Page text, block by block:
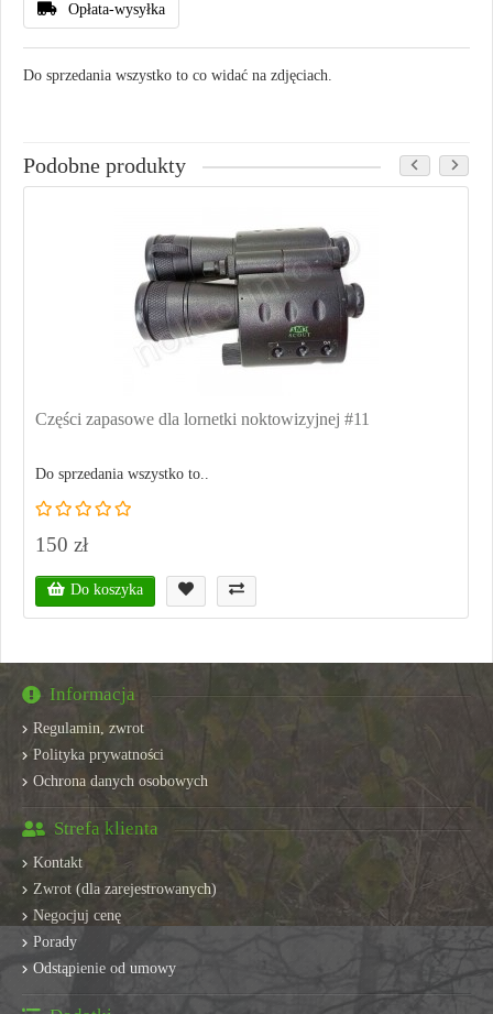
Opłata-wysyłka
Do sprzedania wszystko to co widać na zdjęciach.
Podobne produkty
Części zapasowe dla lornetki noktowizyjnej #11
Do sprzedania wszystko to..
150 zł
Do koszyka
Informacja
Regulamin, zwrot
Polityka prywatności
Ochrona danych osobowych
Strefa klienta
Kontakt
Zwrot (dla zarejestrowanych)
Negocjuj cenę
Porady
Odstąpienie od umowy